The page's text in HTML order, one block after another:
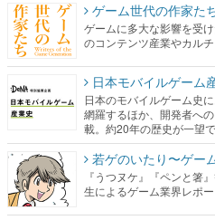
ゲーム世代の作家た
ゲームに多大な影響を受
のコンテンツ産業やカル
日本モバイルゲーム
日本のモバイルゲーム史
網羅するほか、開発者へ
載。約20年の歴史が一望
若ゲのいたり〜ゲー
『うつヌケ』『ペンと箸
生によるゲーム業界レポー